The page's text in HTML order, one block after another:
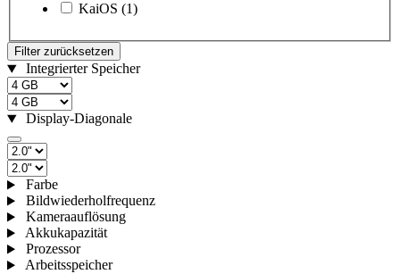
KaiOS (1)
Filter zurücksetzen
Integrierter Speicher
Display-Diagonale
Farbe
Bildwiederholfrequenz
Kameraauflösung
Akkukapazität
Prozessor
Arbeitsspeicher